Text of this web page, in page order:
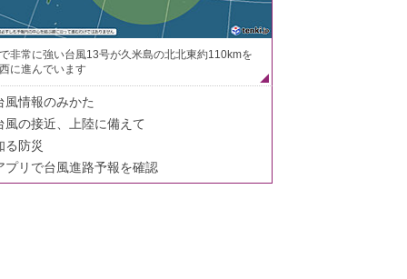
非常に強い台風13号が久米島の北北東約110kmを
に進んでいます
風情報のみかた
風の接近、上陸に備えて
る防災
プリで台風進路予報を確認